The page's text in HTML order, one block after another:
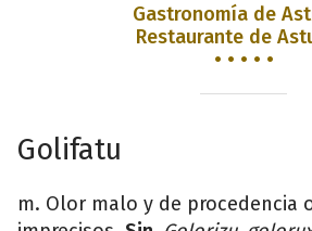
Gastronomía de
Restaurante de
• • • • •
Golifatu
m. Olor malo y de procedencia